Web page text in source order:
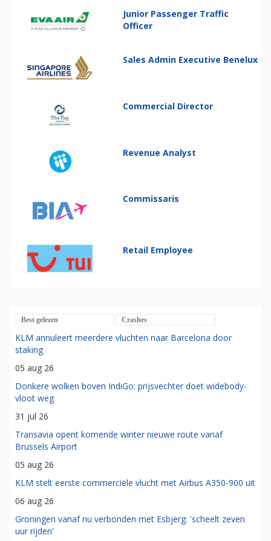
Junior Passenger Traffic
Officer
Sales Admin Executive Benelux
Commercial Director
Revenue Analyst
Commissaris
Retail Employee
Best gelezen Crashes
KLM annuleert meerdere vluchten naar Barcelona door
staking
05 aug 26
Donkere wolken boven IndiGo: prijsvechter doet widebody-
vloot weg
31 jul 26
Transavia opent komende winter nieuwe route vanaf
Brussels Airport
05 aug 26
KLM stelt eerste commerciële vlucht met Airbus A350-900 uit
06 aug 26
Groningen vanaf nu verbonden met Esbjerg: 'scheelt zeven
uur rijden'